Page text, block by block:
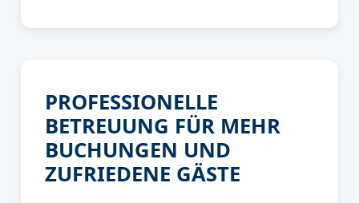
PROFESSIONELLE
BETREUUNG FÜR MEHR
BUCHUNGEN UND
ZUFRIEDENE GÄSTE